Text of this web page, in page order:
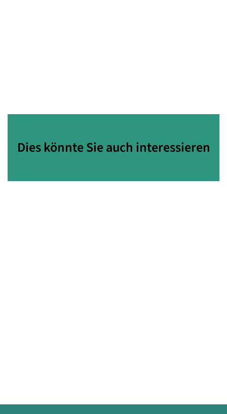
Dies könnte Sie auch interessieren